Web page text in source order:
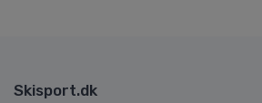
Skisport.dk